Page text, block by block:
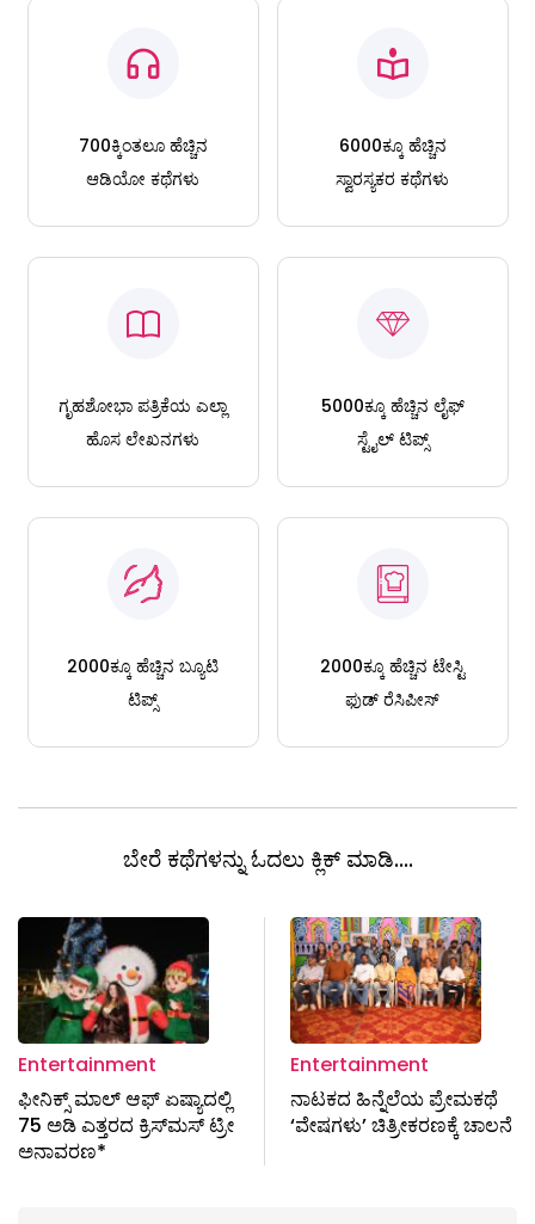
700ಕ್ಕಿಂತಲೂ ಹೆಚ್ಚಿನ
ಆಡಿಯೋ ಕಥೆಗಳು
6000ಕ್ಕೂ ಹೆಚ್ಚಿನ
ಸ್ವಾರಸ್ಯಕರ ಕಥೆಗಳು
ಗೃಹಶೋಭಾ ಪತ್ರಿಕೆಯ ಎಲ್ಲಾ
ಹೊಸ ಲೇಖನಗಳು
5000ಕ್ಕೂ ಹೆಚ್ಚಿನ ಲೈಫ್
ಸ್ಟೈಲ್ ಟಿಪ್ಸ್
2000ಕ್ಕೂ ಹೆಚ್ಚಿನ ಬ್ಯೂಟಿ
ಟಿಪ್ಸ್
2000ಕ್ಕೂ ಹೆಚ್ಚಿನ ಟೇಸ್ಟಿ
ಫುಡ್ ರೆಸಿಪೀಸ್
ಬೇರೆ ಕಥೆಗಳನ್ನು ಓದಲು ಕ್ಲಿಕ್ ಮಾಡಿ....
Entertainment
ಫೀನಿಕ್ಸ್ ಮಾಲ್ ಆಫ್ ಏಷ್ಯಾದಲ್ಲಿ
75 ಅಡಿ ಎತ್ತರದ ಕ್ರಿಸ್‍ಮಸ್ ಟ್ರೀ
ಅನಾವರಣ*
Entertainment
ನಾಟಕದ ಹಿನ್ನೆಲೆಯ ಪ್ರೇಮಕಥೆ
‘ವೇಷಗಳು’ ಚಿತ್ರೀಕರಣಕ್ಕೆ ಚಾಲನೆ